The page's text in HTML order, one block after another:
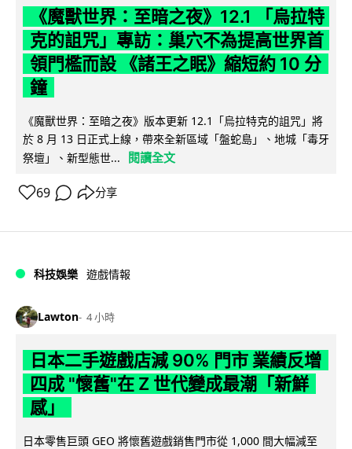
《魔獸世界：至暗之夜》12.1 「烏拉特
克的詛咒」專訪：巢穴不為提高世界首
領門檻而設 《諸王之眠》縮短約 10 分
鐘
《魔獸世界：至暗之夜》版本更新 12.1「烏拉特克的詛咒」將
於 8 月 13 日正式上線，帶來全新區域「盤蛇島」、地城「毒牙
祭壇」、新型態世...
閱讀全文
69 分享
科技娛樂 遊戲情報
Lawton 4 小時
日本二手遊戲店減 90% 門市 業績反增
四成 "懷舊"在 Z 世代變成最潮「新鮮
感」
日本零售巨頭 GEO 將懷舊遊戲銷售門市從 1,000 間大幅減至